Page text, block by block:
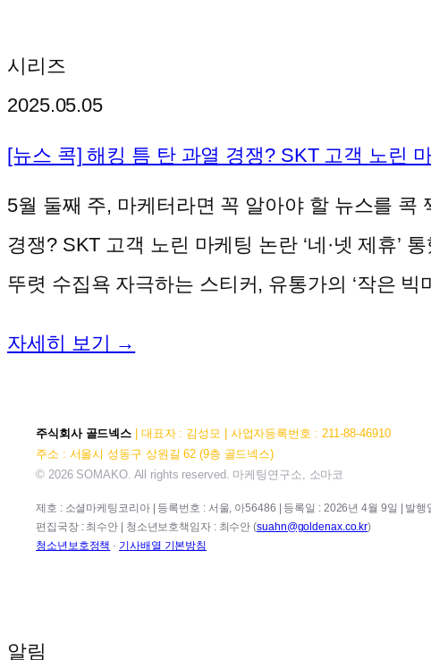
시리즈
2025.05.05
[뉴스 콕] 해킹 틈 탄 과열 경쟁? SKT 고객 노린
5월 둘째 주, 마케터라면 꼭 알아야 할 뉴스를
경쟁? SKT 고객 노린 마케팅 논란 ‘네·넷 제휴
뚜렷 수집욕 자극하는 스티커, 유통가의 ‘작은
자세히 보기 →
주식회사 골드넥스 | 대표자 : 김성모 | 사업자등록번호 : 211-88-46910
주소 : 서울시 성동구 상원길 62 (9층 골드넥스)
© 2026 SOMAKO. All rights reserved. 마케팅연구소, 소마코
제호 : 소셜마케팅코리아 | 등록번호 : 서울, 아56486 | 등록일 : 2026년 4월 9일 | 발행
편집국장 : 최수안 | 청소년보호책임자 : 최수안 (suahn@goldenax.co.kr)
청소년보호정책 · 기사배열 기본방침
알림